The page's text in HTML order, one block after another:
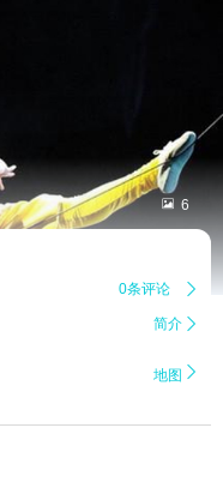
 6
0条评论 
简介 
地图 